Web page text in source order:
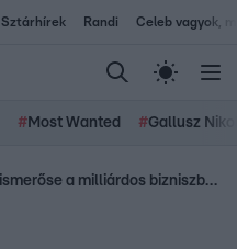
Sztárhírek Randi Celeb vagyok,
# Most Wanted #Gallusz
A miniszter jó ismerőse a milliárdos bizniszben